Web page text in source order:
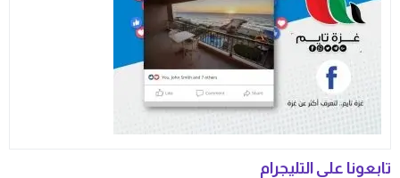
تابعونا على التليجرام